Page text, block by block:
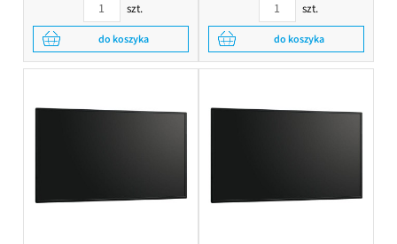
szt.
do koszyka
szt.
do koszyka